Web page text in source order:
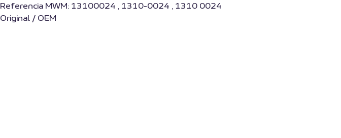
Referencia MWM: 13100024 , 1310-0024 , 1310 0024
Original / OEM